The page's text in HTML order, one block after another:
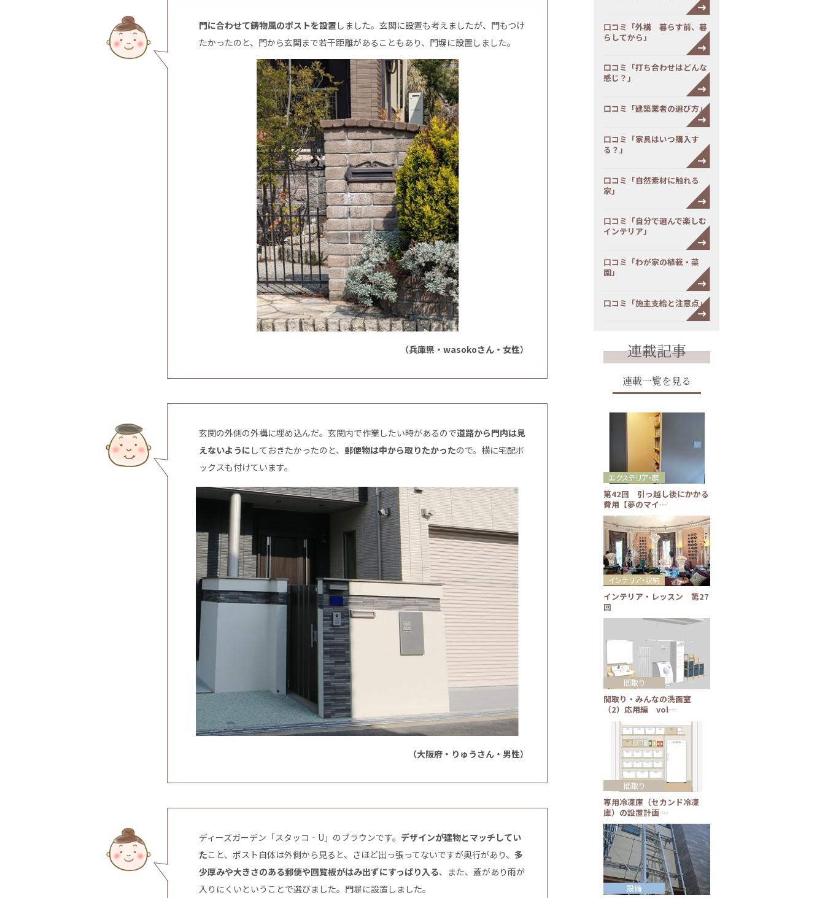
門に合わせて鋳物風のポストを設置 しました。玄関に設置も考えましたが、門もつけ
たかったのと、門から玄関まで若干距離があることもあり、門塀に設置しました。
（兵庫県・wasokoさん・女性）
玄関の外側の外構に埋め込んだ。玄関内で作業したい時があるので道路から門内は見
えないように しておきたかったのと、 郵便物は中から取りたかったので。横に宅配ボ
ックスも付けています。
（大阪府・りゅうさん・男性）
ディーズガーデン「スタッコ‐U」のブラウンです。 デザインが建物とマッチしてい
たこと、ポスト自体は外側から見ると、さほど出っ張ってないですが奥行があり、 多
少厚みや大きさのある郵便や回覧板がはみ出ずにすっぱり入る、また、蓋があり雨が
入りにくいということで選びました。門塀に設置しました。
口コミ「外構 暮らす前、暮
らしてから」
口コミ「打ち合わせはどんな
感じ？」
口コミ「建築業者の選び方」
口コミ「家具はいつ購入す
る？」
口コミ「自然素材に触れる
家」
口コミ「自分で選んで楽しむ
インテリア」
口コミ「わが家の植栽・菜
園」
口コミ「施主支給と注意点」
連載記事
連載一覧を見る
第42回 引っ越し後にかかる
費用【夢のマイ…
エクステリア・庭
インテリア・レッスン 第27
回
インテリア・収納
間取り・みんなの洗面室
（2）応用編 vol…
間取り
専用冷凍庫（セカンド冷凍
庫）の設置計画 …
間取り
設備